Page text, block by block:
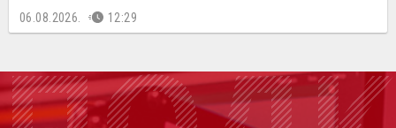
06.08.2026. 12:29